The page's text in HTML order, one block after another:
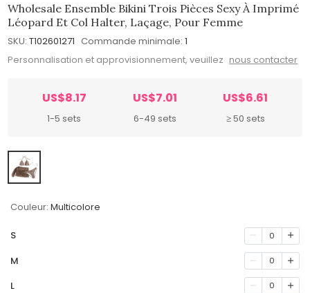
Wholesale Ensemble Bikini Trois Pièces Sexy À Imprimé
Léopard Et Col Halter, Laçage, Pour Femme
SKU: T102601271 Commande minimale: 1
Personnalisation et approvisionnement, veuillez nous contacter
US$8.17
1-5 sets
US$7.01
6-49 sets
US$6.61
≥ 50 sets
Couleur: Multicolore
S 0
M 0
L 0